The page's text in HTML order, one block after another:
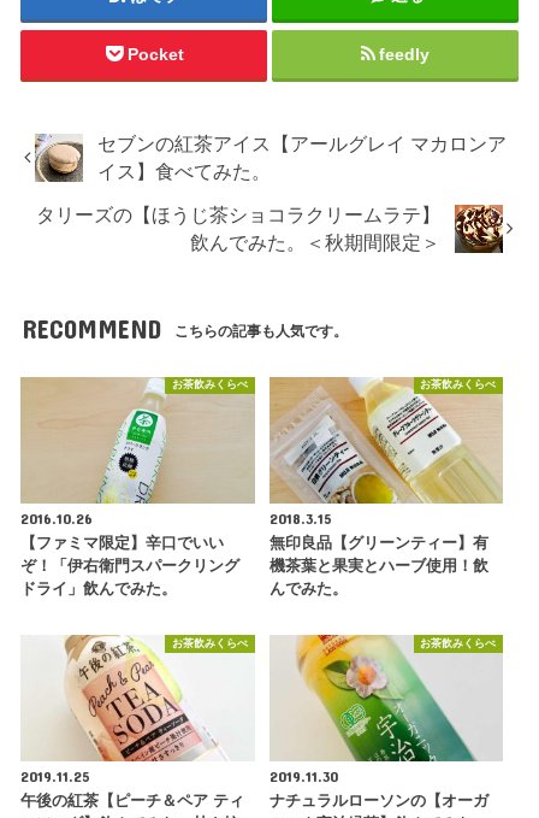
Pocket feedly
セブンの紅茶アイス【アールグレイ マカロンア
イス】食べてみた。
タリーズの【ほうじ茶ショコラクリームラテ】
飲んでみた。＜秋期間限定＞
RECOMMEND こちらの記事も人気です。
お茶飲みくらべ
2016.10.26
【ファミマ限定】辛口でいい
ぞ！「伊右衛門スパークリング
ドライ」飲んでみた。
お茶飲みくらべ
2018.3.15
無印良品【グリーンティー】有
機茶葉と果実とハーブ使用！飲
んでみた。
お茶飲みくらべ
2019.11.25
午後の紅茶【ピーチ＆ペア ティ
お茶飲みくらべ
2019.11.30
ナチュラルローソンの【オーガ